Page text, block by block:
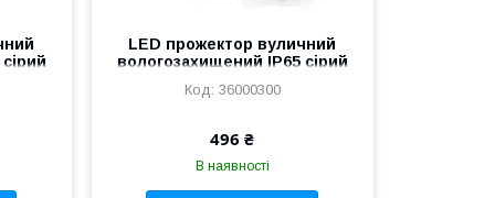
LED прожектор вуличний
вологозахищений IP65 сірий
36000300
496 ₴
В наявності